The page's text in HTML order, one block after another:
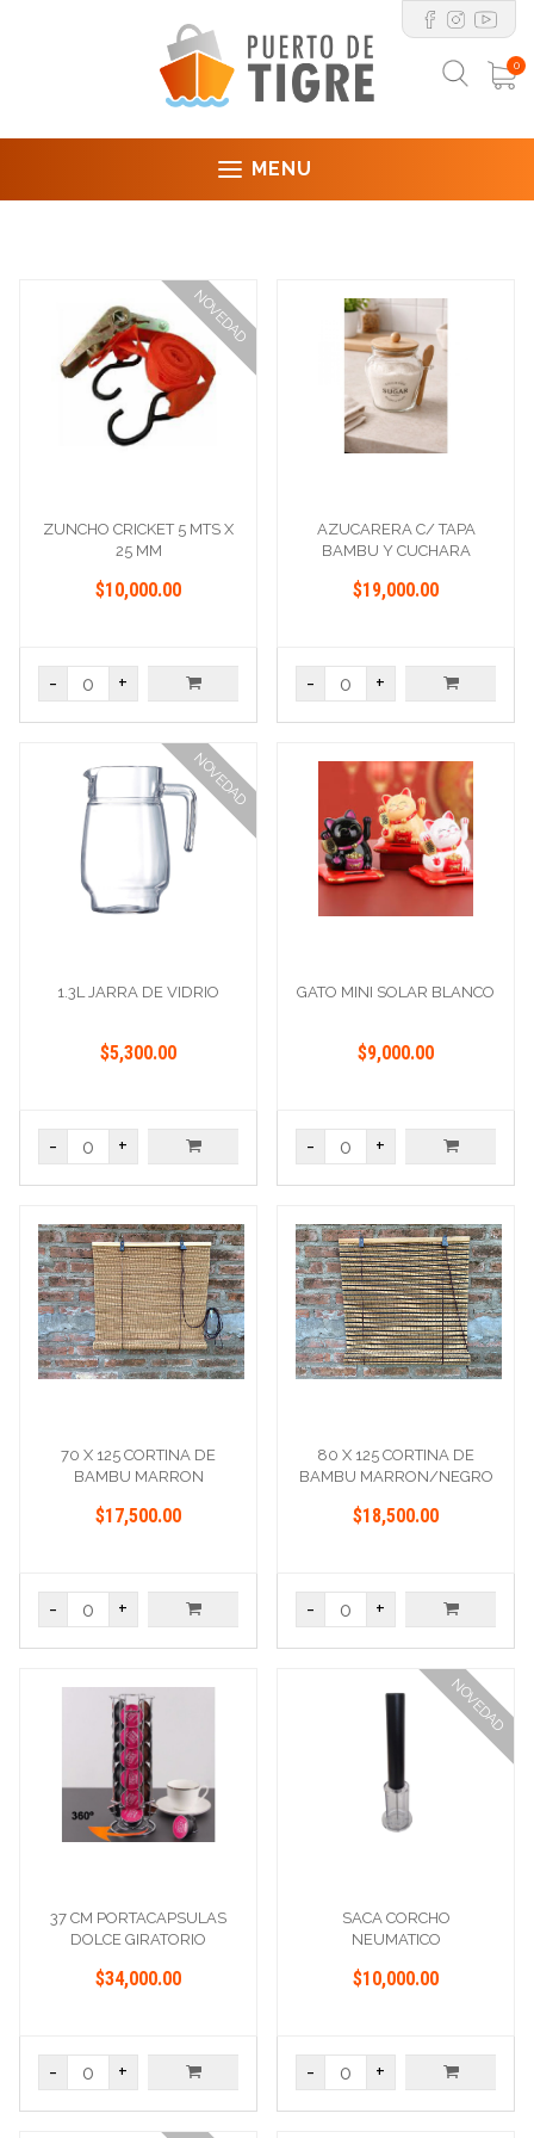
0
MENU
NOVEDAD
ZUNCHO CRICKET 5 MTS X
25 MM
$10,000.00
- +
AZUCARERA C/ TAPA
BAMBU Y CUCHARA
$19,000.00
- +
NOVEDAD
1.3L JARRA DE VIDRIO
$5,300.00
- +
GATO MINI SOLAR BLANCO
$9,000.00
- +
70 X 125 CORTINA DE
BAMBU MARRON
$17,500.00
- +
80 X 125 CORTINA DE
BAMBU MARRON/NEGRO
$18,500.00
- +
37 CM PORTACAPSULAS
DOLCE GIRATORIO
$34,000.00
- +
NOVEDAD
SACA CORCHO
NEUMATICO
$10,000.00
- +